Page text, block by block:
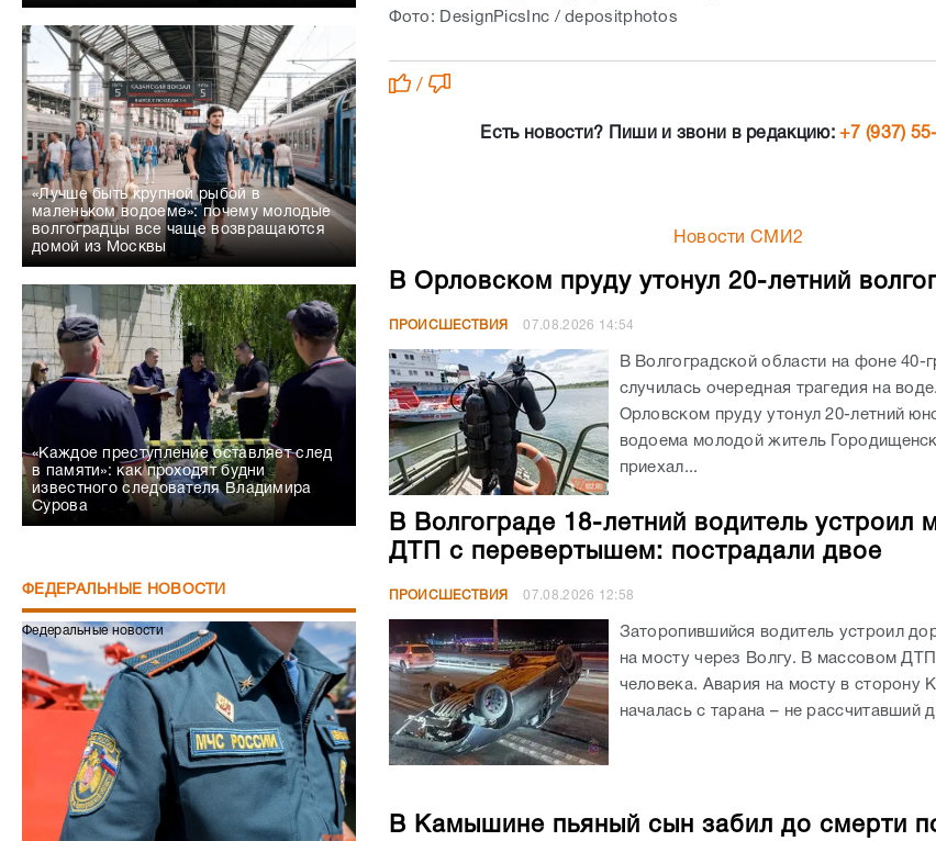
«Лучше быть крупной рыбой в
маленьком водоеме»: почему молодые
волгоградцы все чаще возвращаются
домой из Москвы
«Каждое преступление оставляет след
в памяти»: как проходят будни
известного следователя Владимира
Сурова
ФЕДЕРАЛЬНЫЕ НОВОСТИ
Федеральные новости
Фото: DesignPicsInc / depositphotos
/
Есть новости? Пиши и звони в редакцию:+7 (937)
Новости СМИ2
В Орловском пруду утонул 20-летний
ПРОИСШЕСТВИЯ 07.08.2026 14:54
В Волгоградской области на фоне 40-
случилась очередная трагедия на
Орловском пруду утонул 20-летний
водоема молодой житель
приехал...
В Волгограде 18-летний водитель устроил
ДТП с перевертышем: пострадали двое
ПРОИСШЕСТВИЯ 07.08.2026 12:58
Заторопившийся водитель устроил
на мосту через Волгу. В массовом
человека. Авария на мосту в сторону
началась с тарана – не рассчитавший
В Камышине пьяный сын забил до смерти